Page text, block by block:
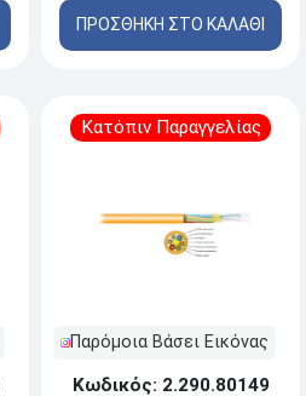
ΠΡΟΣΘΗΚΗ ΣΤΟ ΚΑΛΑΘΙ
Κατόπιν Παραγγελίας
Παρόμοια Βάσει Εικόνας
Κωδικός: 2.290.80149